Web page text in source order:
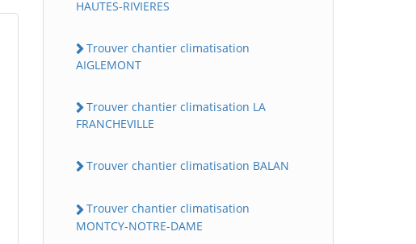
HAUTES-RIVIERES
Trouver chantier climatisation
AIGLEMONT
Trouver chantier climatisation LA
FRANCHEVILLE
Trouver chantier climatisation BALAN
Trouver chantier climatisation
MONTCY-NOTRE-DAME